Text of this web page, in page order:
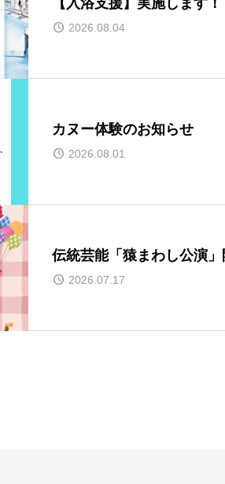
【入浴支援】実施します！
2026.08.04
カヌー体験のお知らせ
2026.08.01
伝統芸能「猿まわし公演」
2026.07.17